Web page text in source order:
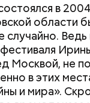
в
области
Москвой, не
в этих
и мира».